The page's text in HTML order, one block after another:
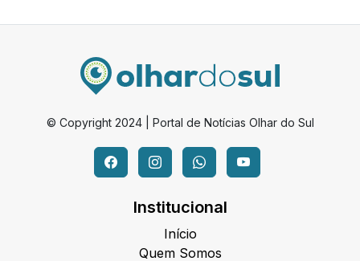
© Copyright 2024 | Portal de Notícias Olhar do Sul
Institucional
Início
Quem Somos